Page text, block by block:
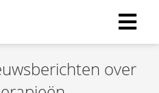
over